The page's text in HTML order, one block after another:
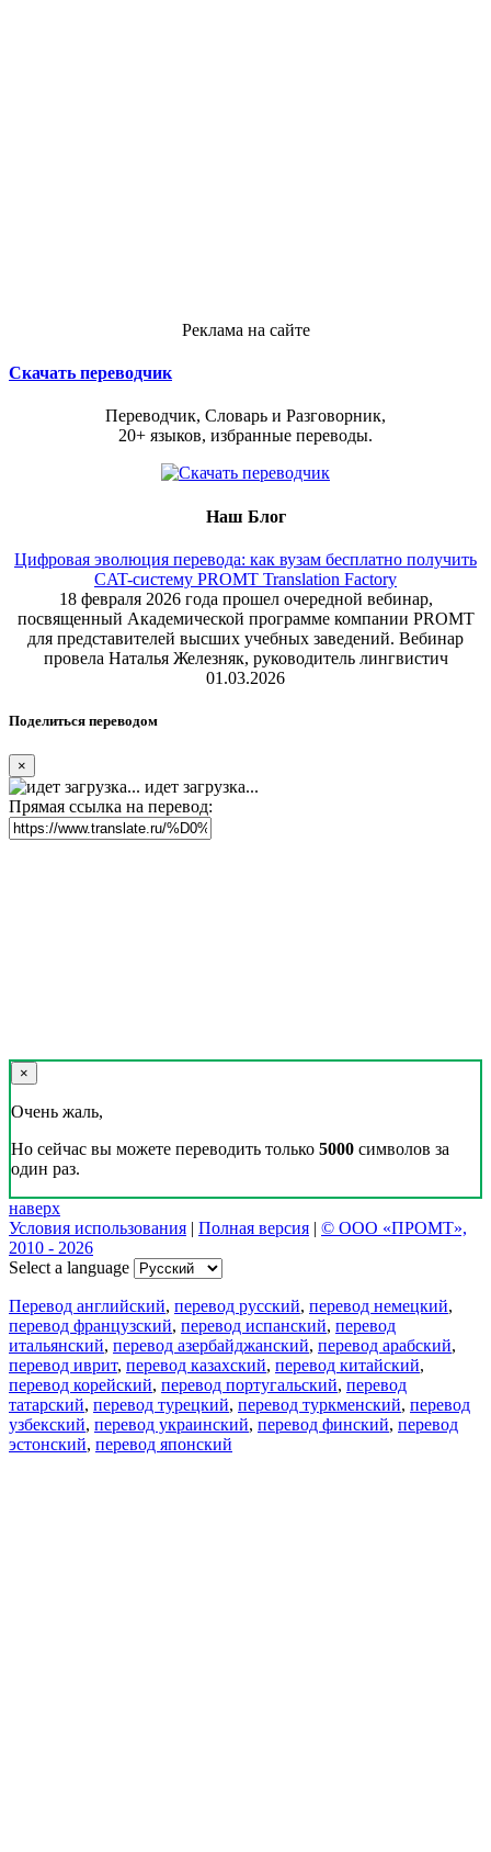
Реклама на сайте
Скачать переводчик
Переводчик, Словарь и Разговорник,
20+ языков, избранные переводы.
Наш Блог
Цифровая эволюция перевода: как вузам бесплатно получить
CAT-систему PROMT Translation Factory
18 февраля 2026 года прошел очередной вебинар,
посвященный Академической программе компании PROMT
для представителей высших учебных заведений. Вебинар
провела Наталья Железняк, руководитель лингвистич
01.03.2026
Поделиться переводом
×
идет загрузка...
Прямая ссылка на перевод:
×
Очень жаль,
Но сейчас вы можете переводить только 5000 символов за
один раз.
наверх
Условия использования | Полная версия | © ООО «ПРОМТ»,
2010 - 2026
Select a language
Перевод английский, перевод русский, перевод немецкий,
перевод французский, перевод испанский, перевод
итальянский, перевод азербайджанский, перевод арабский,
перевод иврит, перевод казахский, перевод китайский,
перевод корейский, перевод португальский, перевод
татарский, перевод турецкий, перевод туркменский, перевод
узбекский, перевод украинский, перевод финский, перевод
эстонский, перевод японский